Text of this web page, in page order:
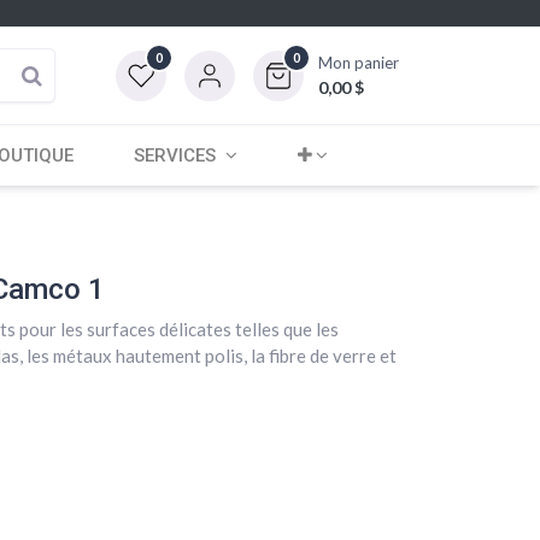
0 0 Mon panier
0,00$
SERVICES
1
pour les surfaces délicates telles que les
les métaux hautement polis, la fibre de verre et